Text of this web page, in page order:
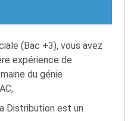
(Bac +3), vous avez
expérience de
du génie
Distribution est un